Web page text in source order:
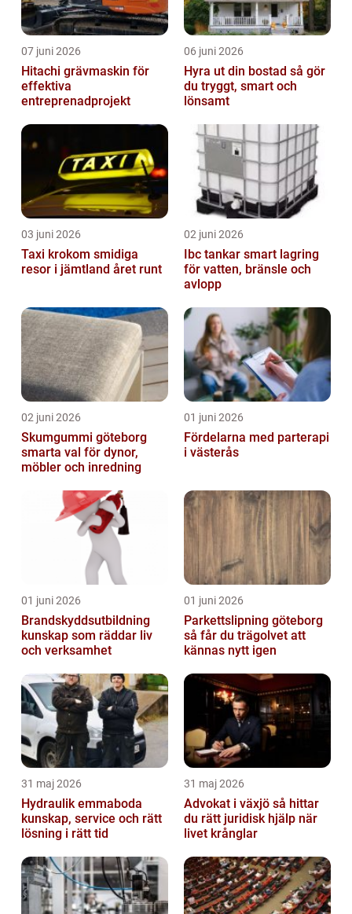
07 juni 2026
Hitachi grävmaskin för
effektiva
entreprenadprojekt
06 juni 2026
Hyra ut din bostad så gör
du tryggt, smart och
lönsamt
03 juni 2026
Taxi krokom smidiga
resor i jämtland året runt
02 juni 2026
Ibc tankar smart lagring
för vatten, bränsle och
avlopp
02 juni 2026
Skumgummi göteborg
smarta val för dynor,
möbler och inredning
01 juni 2026
Fördelarna med parterapi
i västerås
01 juni 2026
Brandskyddsutbildning
kunskap som räddar liv
och verksamhet
01 juni 2026
Parkettslipning göteborg
så får du trägolvet att
kännas nytt igen
31 maj 2026
Hydraulik emmaboda
kunskap, service och rätt
lösning i rätt tid
31 maj 2026
Advokat i växjö så hittar
du rätt juridisk hjälp när
livet krånglar